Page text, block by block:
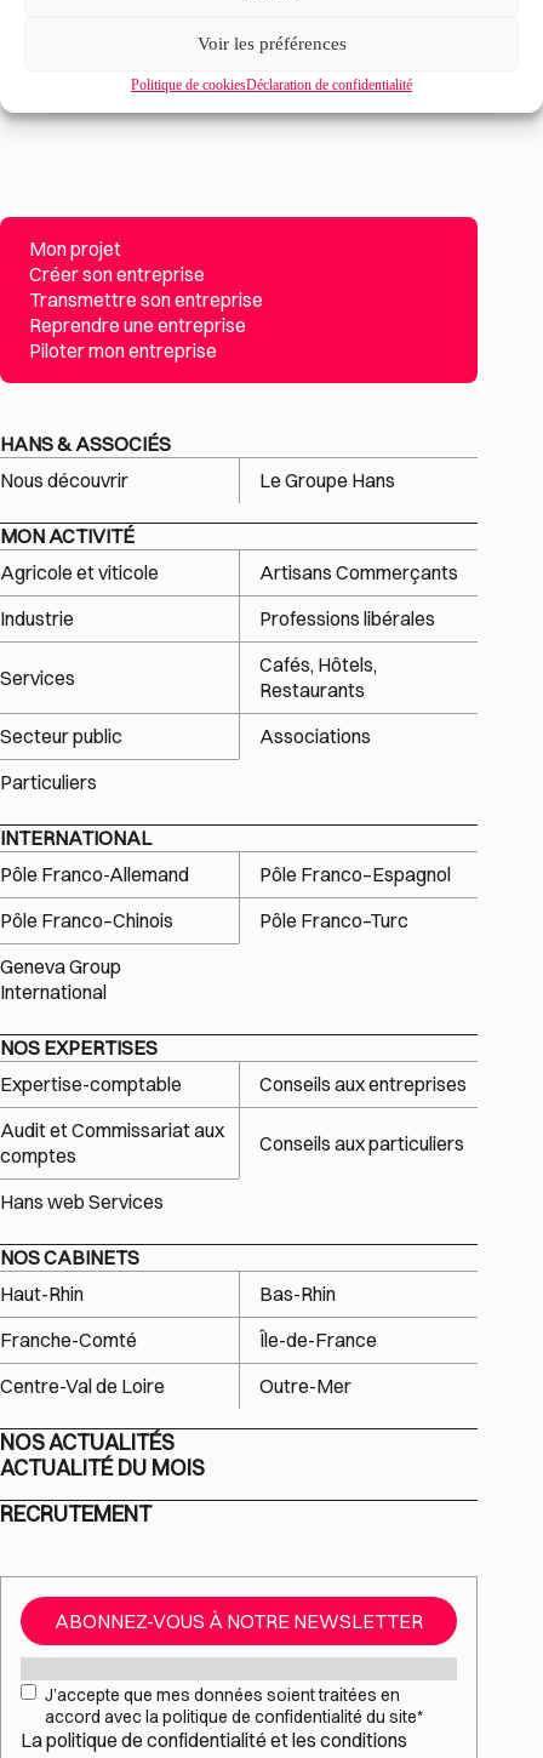
Voir les préférences
Politique de cookiesDéclaration de confidentialité
Mon projet
Créer son entreprise
Transmettre son entreprise
Reprendre une entreprise
Piloter mon entreprise
HANS & ASSOCIÉS
Nous découvrir
Le Groupe Hans
MON ACTIVITÉ
Agricole et viticole
Artisans Commerçants
Industrie
Professions libérales
Services
Cafés, Hôtels,
Restaurants
Secteur public
Associations
Particuliers
INTERNATIONAL
Pôle Franco-Allemand
Pôle Franco–Espagnol
Pôle Franco–Chinois
Pôle Franco–Turc
Geneva Group
International
NOS EXPERTISES
Expertise-comptable
Conseils aux entreprises
Audit et Commissariat aux
comptes
Conseils aux particuliers
Hans web Services
NOS CABINETS
Haut-Rhin
Bas-Rhin
Franche-Comté
Île-de-France
Centre-Val de Loire
Outre-Mer
NOS ACTUALITÉS
ACTUALITÉ DU MOIS
RECRUTEMENT
ABONNEZ-VOUS À NOTRE NEWSLETTER
RGPD*
J’accepte que mes données soient traitées en
accord avec la politique de confidentialité du site*
Lapolitique de confidentialité et les conditions